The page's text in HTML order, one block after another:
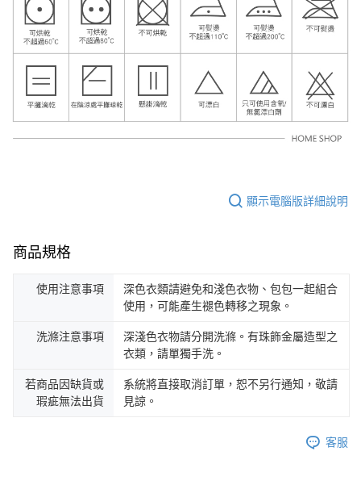
顯示電腦版詳細說明
商品規格
使用注意事項
深色衣類請避免和淺色衣物、包包一起組合
使用，可能產生褪色轉移之現象。
洗滌注意事項
深淺色衣物請分開洗滌。有珠飾金屬造型之
衣類，請單獨手洗。
若商品因缺貨或
瑕疵無法出貨
系統將直接取消訂單，恕不另行通知，敬請
見諒。
客服